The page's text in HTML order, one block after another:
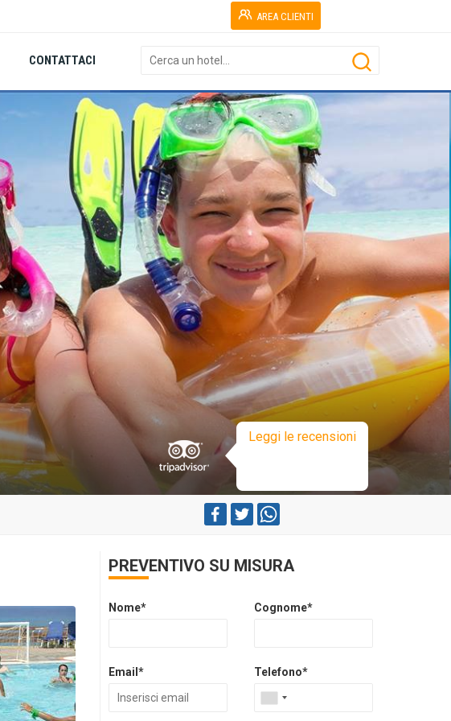
AREA CLIENTI
CONTATTACI
Leggi le recensioni
PREVENTIVO SU MISURA
Nome* Cognome*
Email* Telefono*